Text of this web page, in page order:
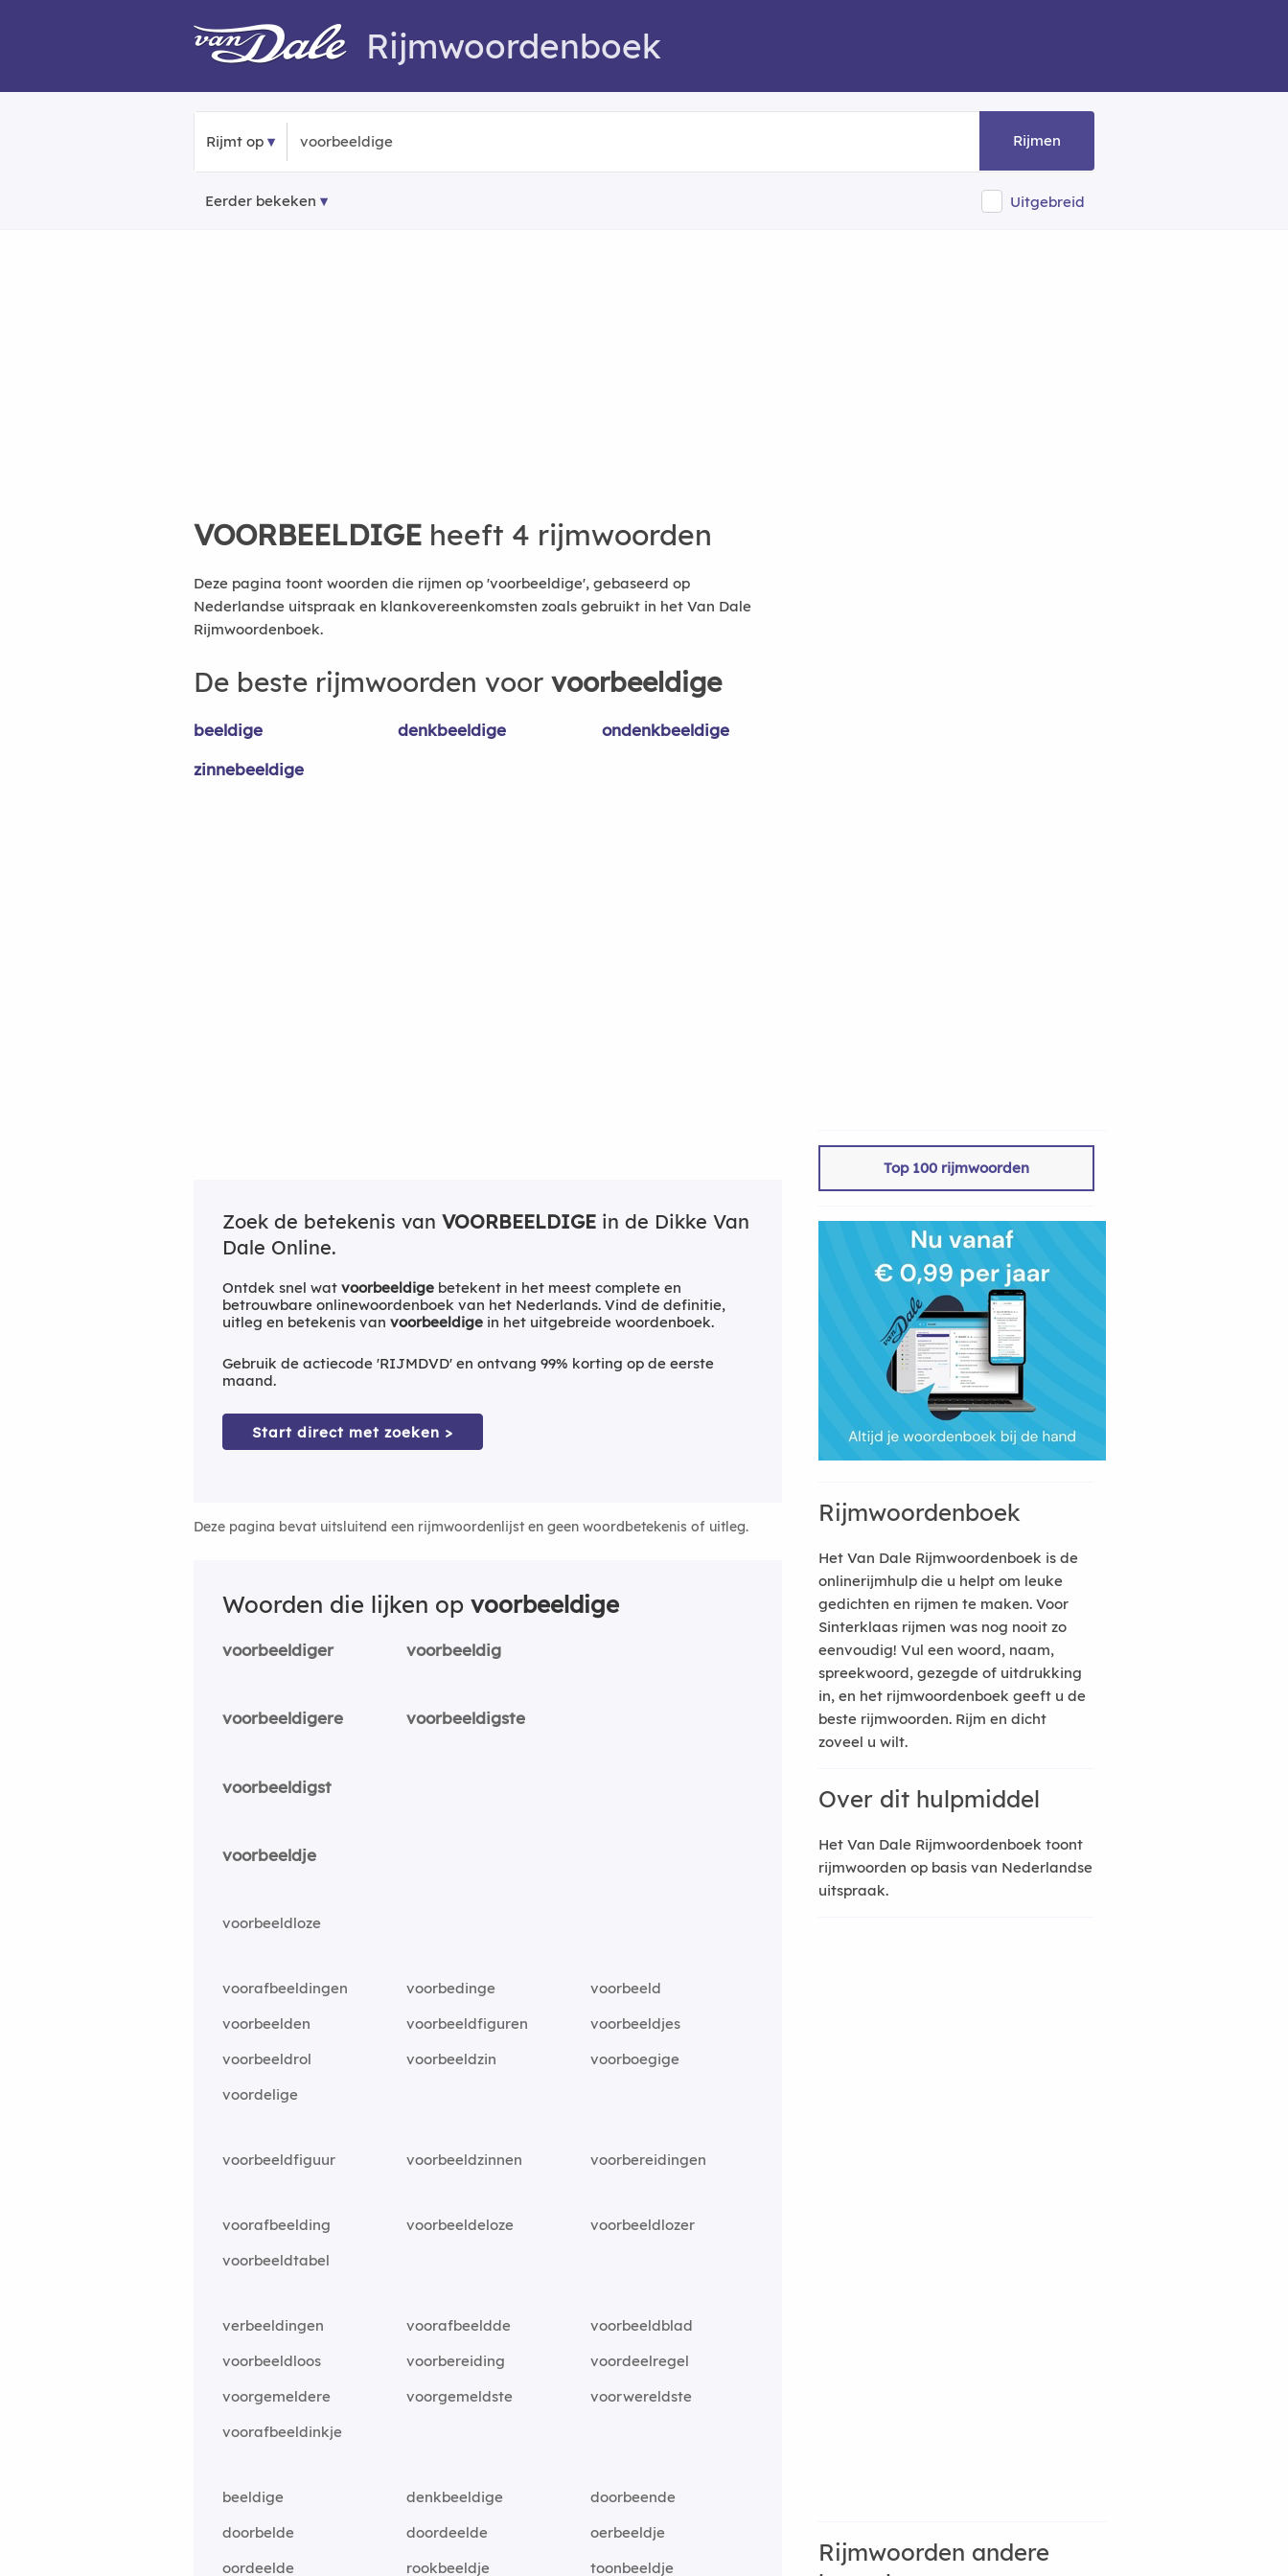
Rijmwoordenboek
Rijmt op Rijmen
Eerder bekeken Uitgebreid
VOORBEELDIGE heeft 4 rijmwoorden
Deze pagina toont woorden die rijmen op 'voorbeeldige', gebaseerd op
Nederlandse uitspraak en klankovereenkomsten zoals gebruikt in het Van Dale
Rijmwoordenboek.
De beste rijmwoorden voor voorbeeldige
beeldige denkbeeldige
ondenkbeeldige
zinnebeeldige
Zoek de betekenis van VOORBEELDIGE in de Dikke Van
Dale Online.
Ontdek snel wat voorbeeldige betekent in het meest complete en
betrouwbare onlinewoordenboek van het Nederlands. Vind de definitie,
uitleg en betekenis van voorbeeldige in het uitgebreide woordenboek.
Gebruik de actiecode 'RIJMDVD' en ontvang 99% korting op de eerste
maand.
Start direct met zoeken >
Deze pagina bevat uitsluitend een rijmwoordenlijst en geen woordbetekenis of uitleg.
Woorden die lijken op voorbeeldige
voorbeeldiger voorbeeldig
voorbeeldigere voorbeeldigste
voorbeeldigst
voorbeeldje
voorbeeldloze
voorafbeeldingen voorbedinge
voorbeeld
voorbeelden
voorbeeldfiguren
voorbeeldjes
voorbeeldrol
voorbeeldzin
voorboegige
voordelige
voorbeeldfiguur voorbeeldzinnen voorbereidingen
voorafbeelding voorbeeldeloze
voorbeeldlozer
voorbeeldtabel
verbeeldingen voorafbeeldde
voorbeeldblad
voorbeeldloos
voorbereiding
voordeelregel
voorgemeldere
voorgemeldste
voorwereldste
voorafbeeldinkje
beeldige denkbeeldige
doorbeende
doorbelde
doordeelde
oerbeeldje
oordeelde
rookbeeldje
toonbeeldje
Top 100 rijmwoorden
Rijmwoordenboek
Het Van Dale Rijmwoordenboek is de
onlinerijmhulp die u helpt om leuke
gedichten en rijmen te maken. Voor
Sinterklaas rijmen was nog nooit zo
eenvoudig! Vul een woord, naam,
spreekwoord, gezegde of uitdrukking
in, en het rijmwoordenboek geeft u de
beste rijmwoorden. Rijm en dicht
zoveel u wilt.
Over dit hulpmiddel
Het Van Dale Rijmwoordenboek toont
rijmwoorden op basis van Nederlandse
uitspraak.
Rijmwoorden andere